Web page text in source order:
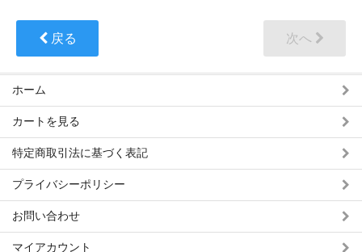
戻る 次へ
ホーム
カートを見る
特定商取引法に基づく表記
プライバシーポリシー
お問い合わせ
マイアカウント